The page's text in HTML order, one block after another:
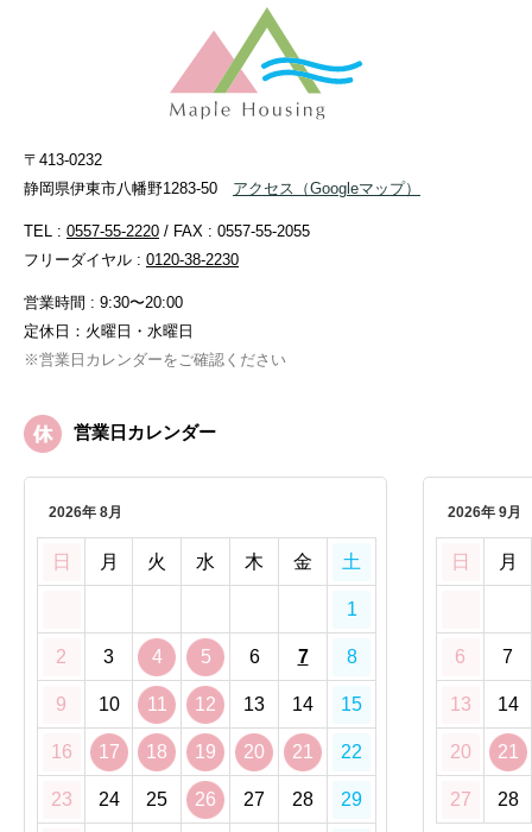
〒413-0232
静岡県伊東市八幡野1283-50
アクセス （Googleマップ）
TEL : 0557-55-2220 / FAX : 0557-55-2055
フリーダイヤル : 0120-38-2230
営業時間 : 9:30〜20:00
定休日：火曜日・水曜日
※営業日カレンダーをご確認ください
営業日カレンダー
2026年 8月
日 月 火 水 木 金 土
1
2 3 4 5 6 7 8
9 10 11 12 13 14 15
16 17 18 19 20 21 22
23 24 25 26 27 28 29
2026年 9月
日 月
6 7
13 14
20 21
27 28